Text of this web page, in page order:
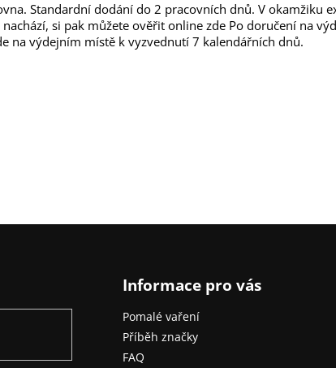
Standardní dodání do 2 pracovních dnů. V okamžiku
si pak můžete ověřit online zde Po doručení na
na výdejním místě k vyzvednutí 7 kalendářních dnů.
Informace pro vás
Pomalé vaření
Příběh značky
FAQ